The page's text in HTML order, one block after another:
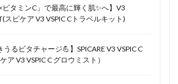
ビタミンC」で最高に輝く肌✨へ】V3
スピケア V3 VSPIC Cトラベルキット)
うるビタチャージ💪】SPICARE V3 VSPIC C
ア V3 VSPIC C グロウミスト）